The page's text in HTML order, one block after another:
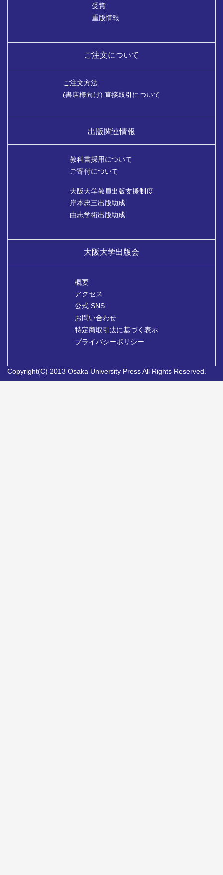
受賞
重版情報
ご注文について
ご注文方法
(書店様向け) 直接取引について
出版関連情報
教科書採用について
ご寄付について
大阪大学教員出版支援制度
岸本忠三出版助成
由志学術出版助成
大阪大学出版会
概要
アクセス
公式 SNS
お問い合わせ
特定商取引法に基づく表示
プライバシーポリシー
Copyright(C) 2013 Osaka University Press All Rights Reserved.